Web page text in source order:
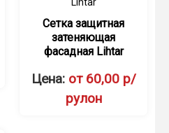
Сетка защитная
затеняющая
фасадная Lihtar
Цена: от 60,00 р/
рулон